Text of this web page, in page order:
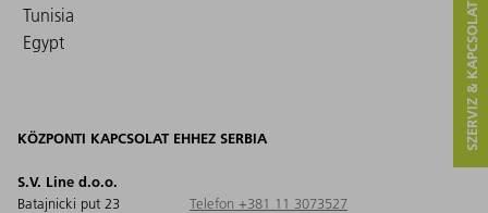
Tunisia
Egypt
KÖZPONTI KAPCSOLAT EHHEZ SERBIA
S.V. Line d.o.o.
Batajnicki put 23
Telefon +381 11 3073527
SZERVIZ & KAPCSOLAT